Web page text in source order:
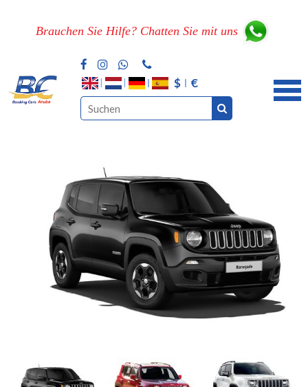
Brauchen Sie Hilfe? Chatten Sie mit uns
$ €